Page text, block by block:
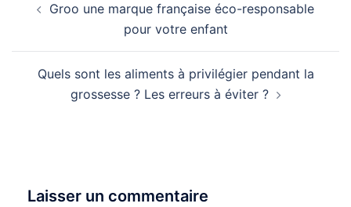
d’articleGroo une marque française éco-responsable
pour votre enfant
Quels sont les aliments à privilégier pendant la
grossesse ? Les erreurs à éviter ?
Laisser un commentaire